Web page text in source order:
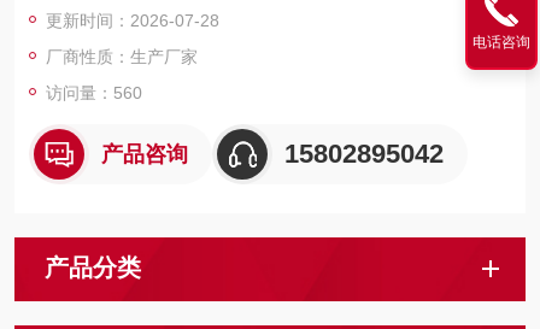
更新时间：2026-07-28
厂商性质：生产厂家
访问量：560
产品咨询 15802895042
产品分类
电话咨询